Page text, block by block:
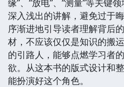
缘”、“放电”、“测量”等关键
深入浅出的讲解，避免过于
序渐进地引导读者理解背后
材，不应该仅仅是知识的搬
的引路人，能够点燃学习者
欲。从这本书的版式设计和
能扮演好这个角色。